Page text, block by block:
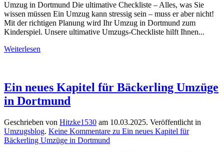
Umzug in Dortmund Die ultimative Checkliste – Alles, was Sie
wissen müssen Ein Umzug kann stressig sein – muss er aber nicht!
Mit der richtigen Planung wird Ihr Umzug in Dortmund zum
Kinderspiel. Unsere ultimative Umzugs-Checkliste hilft Ihnen...
Weiterlesen
Ein neues Kapitel für Bäckerling Umzüge
in Dortmund
Geschrieben von Hitzke1530 am 10.03.2025. Veröffentlicht in
Umzugsblog. Keine Kommentare zu Ein neues Kapitel für
Bäckerling Umzüge in Dortmund